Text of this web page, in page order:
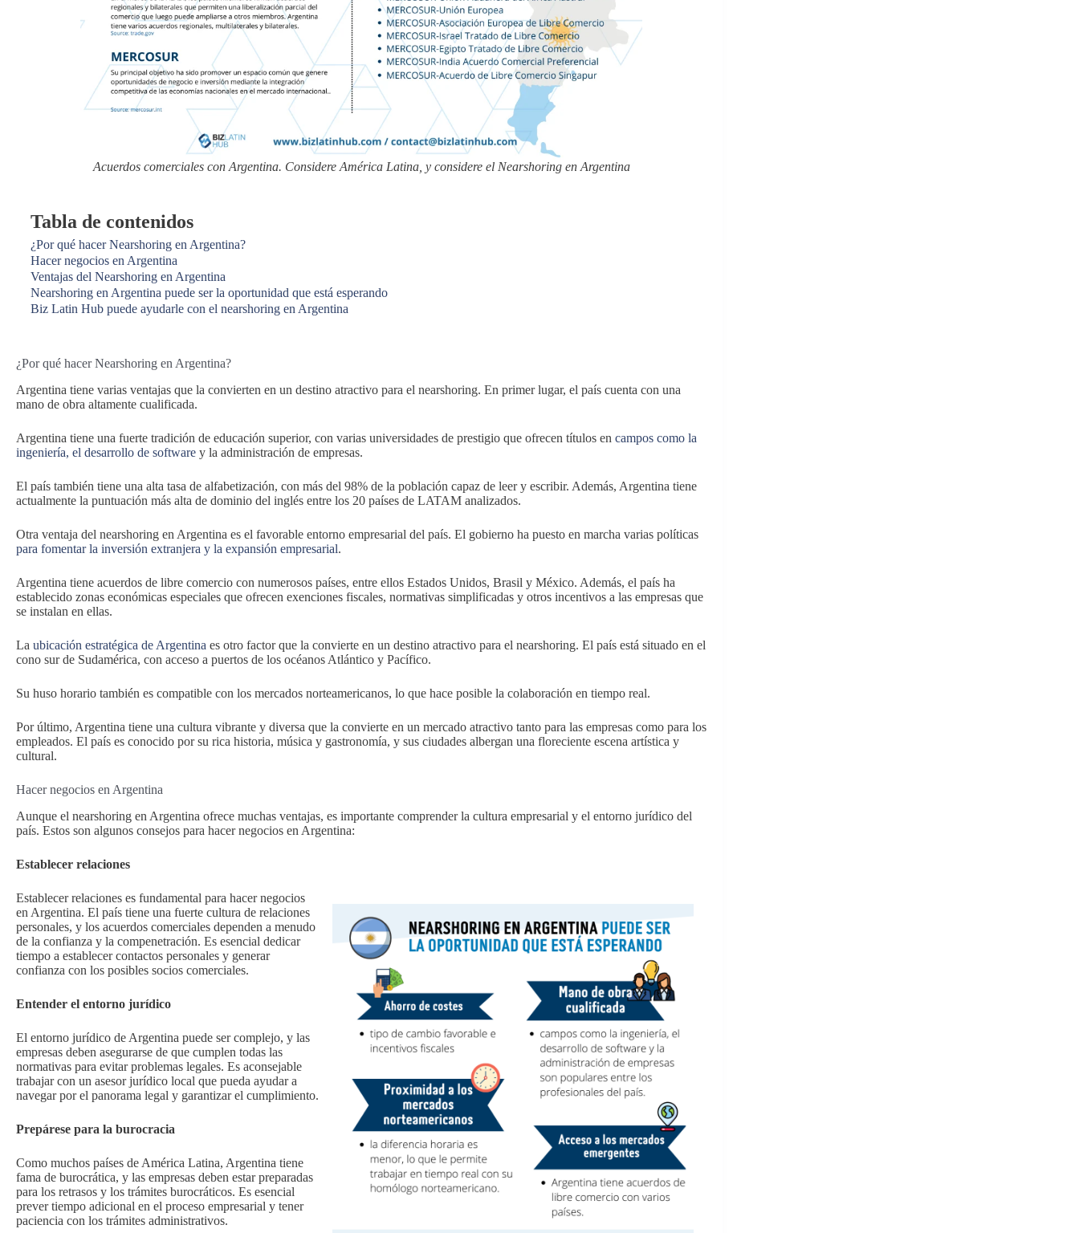
Acuerdos comerciales con Argentina. Considere América Latina, y considere el Nearshoring en Argentina
Tabla de contenidos
¿Por qué hacer Nearshoring en Argentina?
Hacer negocios en Argentina
Ventajas del Nearshoring en Argentina
Nearshoring en Argentina puede ser la oportunidad que está esperando
Biz Latin Hub puede ayudarle con el nearshoring en Argentina
¿Por qué hacer Nearshoring en Argentina?
Argentina tiene varias ventajas que la convierten en un destino atractivo para el nearshoring. En primer lugar, el país cuenta con una
mano de obra altamente cualificada.
Argentina tiene una fuerte tradición de educación superior, con varias universidades de prestigio que ofrecen títulos en campos como la
ingeniería, el desarrollo de software y la administración de empresas.
El país también tiene una alta tasa de alfabetización, con más del 98% de la población capaz de leer y escribir. Además, Argentina tiene
actualmente la puntuación más alta de dominio del inglés entre los 20 países de LATAM analizados.
Otra ventaja del nearshoring en Argentina es el favorable entorno empresarial del país. El gobierno ha puesto en marcha varias políticas
para fomentar la inversión extranjera y la expansión empresarial.
Argentina tiene acuerdos de libre comercio con numerosos países, entre ellos Estados Unidos, Brasil y México. Además, el país ha
establecido zonas económicas especiales que ofrecen exenciones fiscales, normativas simplificadas y otros incentivos a las empresas que
se instalan en ellas.
La ubicación estratégica de Argentina es otro factor que la convierte en un destino atractivo para el nearshoring. El país está situado en el
cono sur de Sudamérica, con acceso a puertos de los océanos Atlántico y Pacífico.
Su huso horario también es compatible con los mercados norteamericanos, lo que hace posible la colaboración en tiempo real.
Por último, Argentina tiene una cultura vibrante y diversa que la convierte en un mercado atractivo tanto para las empresas como para los
empleados. El país es conocido por su rica historia, música y gastronomía, y sus ciudades albergan una floreciente escena artística y
cultural.
Hacer negocios en Argentina
Aunque el nearshoring en Argentina ofrece muchas ventajas, es importante comprender la cultura empresarial y el entorno jurídico del
país. Estos son algunos consejos para hacer negocios en Argentina:
Establecer relaciones
Establecer relaciones es fundamental para hacer negocios
en Argentina. El país tiene una fuerte cultura de relaciones
personales, y los acuerdos comerciales dependen a menudo
de la confianza y la compenetración. Es esencial dedicar
tiempo a establecer contactos personales y generar
confianza con los posibles socios comerciales.
Entender el entorno jurídico
El entorno jurídico de Argentina puede ser complejo, y las
empresas deben asegurarse de que cumplen todas las
normativas para evitar problemas legales. Es aconsejable
trabajar con un asesor jurídico local que pueda ayudar a
navegar por el panorama legal y garantizar el cumplimiento.
Prepárese para la burocracia
Como muchos países de América Latina, Argentina tiene
fama de burocrática, y las empresas deben estar preparadas
para los retrasos y los trámites burocráticos. Es esencial
prever tiempo adicional en el proceso empresarial y tener
paciencia con los trámites administrativos.